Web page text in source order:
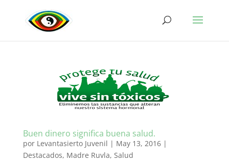
Buen dinero significa buena salud.
por Levantasierto Juvenil | May 13, 2016|
Destacados, Madre Ruvla, Salud